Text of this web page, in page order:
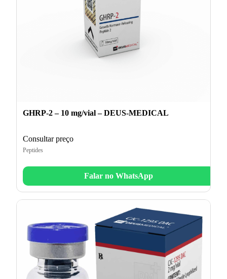
GHRP-2 – 10 mg/vial – DEUS-MEDICAL
Consultar preço
Peptides
Falar no WhatsApp